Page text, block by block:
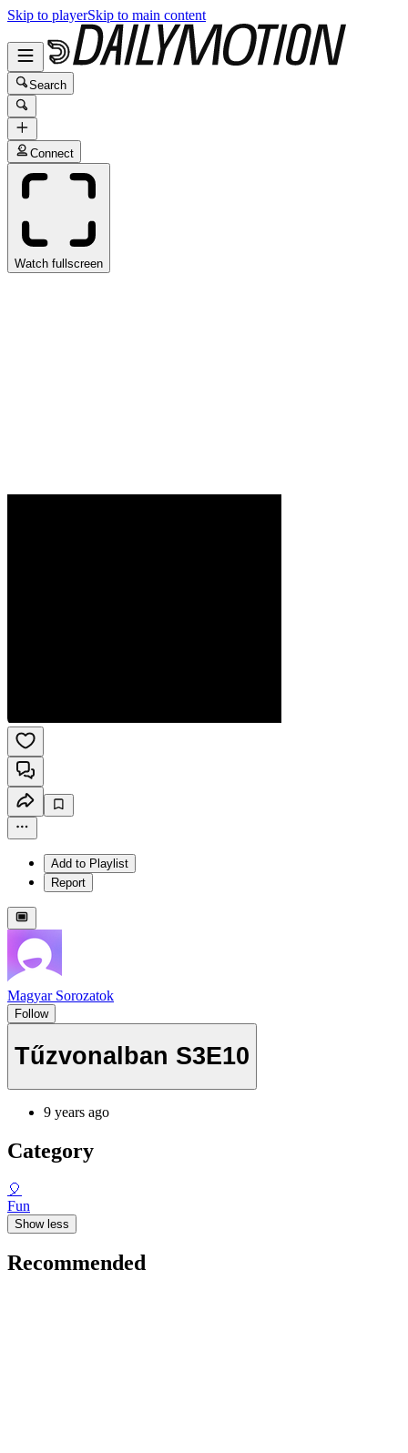
Skip to playerSkip to main content
Search
Connect
Watch fullscreen
Add to Playlist
Report
Magyar Sorozatok
Follow
Tűzvonalban S3E10
9 years ago
Category
🎈
Fun
Show less
Recommended